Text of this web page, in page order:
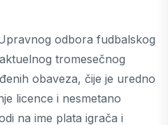
odbora fudbalskog
tromesečnog
obaveza, čije je uredno
licence i nesmetano
na ime plata igrača i